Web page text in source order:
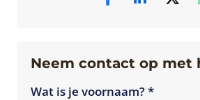
Neem contact op met
Wat is je voornaam? *